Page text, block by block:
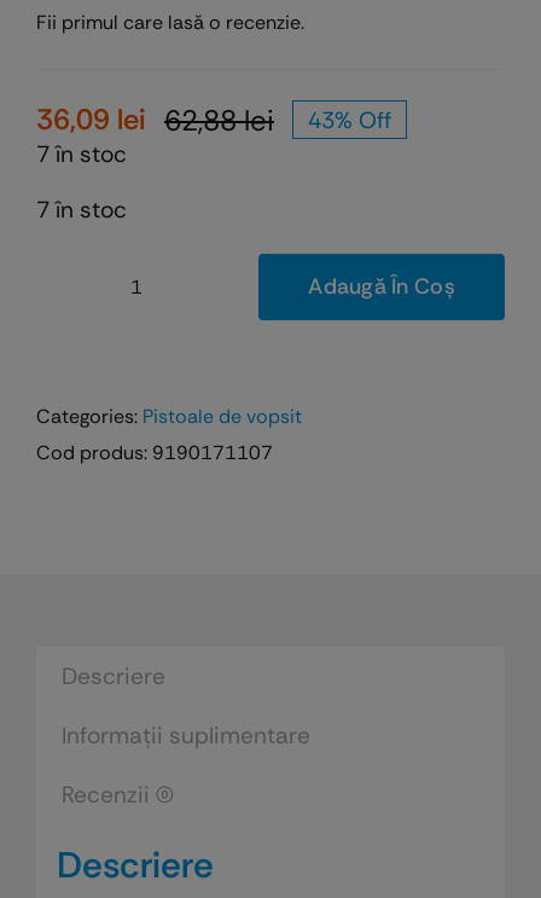
Fii primul care lasă o recenzie.
62,88leiPrețul
62,88 lei.
36,09 lei
Prețul43% Off
7 în stoc
7 în stoc
Cantitate
vopsit
Adaugă În Coș
Categories: Pistoale de vopsit
Cod produs: 9190171107
Descriere
Informații suplimentare
Recenzii (0)
Descriere